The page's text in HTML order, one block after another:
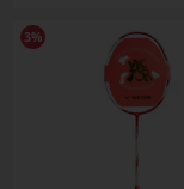
3%